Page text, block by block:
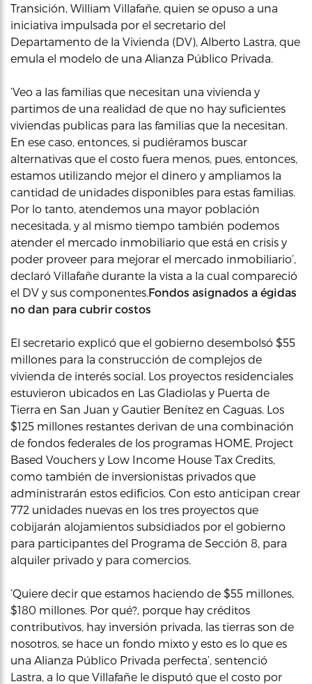
Transición, William Villafañe, quien se opuso a una
iniciativa impulsada por el secretario del
Departamento de la Vivienda (DV), Alberto Lastra, que
emula el modelo de una Alianza Público Privada.
‘Veo a las familias que necesitan una vivienda y
partimos de una realidad de que no hay suficientes
viviendas publicas para las familias que la necesitan.
En ese caso, entonces, si pudiéramos buscar
alternativas que el costo fuera menos, pues, entonces,
estamos utilizando mejor el dinero y ampliamos la
cantidad de unidades disponibles para estas familias.
Por lo tanto, atendemos una mayor población
necesitada, y al mismo tiempo también podemos
atender el mercado inmobiliario que está en crisis y
poder proveer para mejorar el mercado inmobiliario’,
declaró Villafañe durante la vista a la cual compareció
el DV y sus componentes. Fondos asignados a égidas
no dan para cubrir costos
El secretario explicó que el gobierno desembolsó $55
millones para la construcción de complejos de
vivienda de interés social. Los proyectos residenciales
estuvieron ubicados en Las Gladiolas y Puerta de
Tierra en San Juan y Gautier Benítez en Caguas. Los
$125 millones restantes derivan de una combinación
de fondos federales de los programas HOME, Project
Based Vouchers y Low Income House Tax Credits,
como también de inversionistas privados que
administrarán estos edificios. Con esto anticipan crear
772 unidades nuevas en los tres proyectos que
cobijarán alojamientos subsidiados por el gobierno
para participantes del Programa de Sección 8, para
alquiler privado y para comercios.
‘Quiere decir que estamos haciendo de $55 millones,
$180 millones. Por qué?, porque hay créditos
contributivos, hay inversión privada, las tierras son de
nosotros, se hace un fondo mixto y esto es lo que es
una Alianza Público Privada perfecta’, sentenció
Lastra, a lo que Villafañe le disputó que el costo por